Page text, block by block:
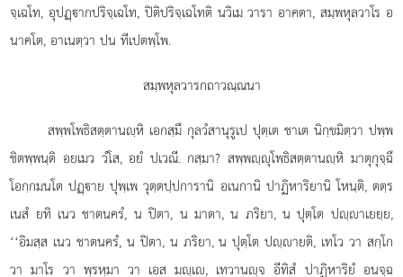
จฺเฉโท, อุปฏฺากปริจฺเฉโท, ปิติปริจฺเฉโทติ นวิเม วารา อาคตา, สมฺพหุลวาโร อ
นาคโต, อาเนตฺวา ปน ทีเปตพฺโพ.
สมฺพหุลวารกถาวณฺณนา
สพฺพโพธิสตฺตานฺหิ เอกสฺมึ กุลวํสานุรูเป ปุตฺเต ชาเต นิกฺขมิตฺวา ปพฺพ
ชิตพฺพนฺติ อยเมว วํโส, อยํ ปเวณี. กสฺมา? สพฺพฺุโพธิสตฺตานฺหิ มาตุกุจฺฉึ
โอกฺกมนโต ปฏฺาย ปุพฺเพ วุตฺตปฺปการานิ อเนกานิ ปาฏิหาริยานิ โหนฺติ, ตตฺร
เนสํ ยทิ เนว ชาตนครํ, น ปิตา, น มาตา, น ภริยา, น ปุตฺโต ปฺาเยยฺย,
‘‘อิมสฺส เนว ชาตนครํ, น ปิตา, น ภริยา, น ปุตฺโต ปฺายติ, เทโว วา สกฺโก
วา มาโร วา พฺรหฺมา วา เอส มฺเ, เทวานฺจ อีทิสํ ปาฏิหาริยํ อนจฺฉ